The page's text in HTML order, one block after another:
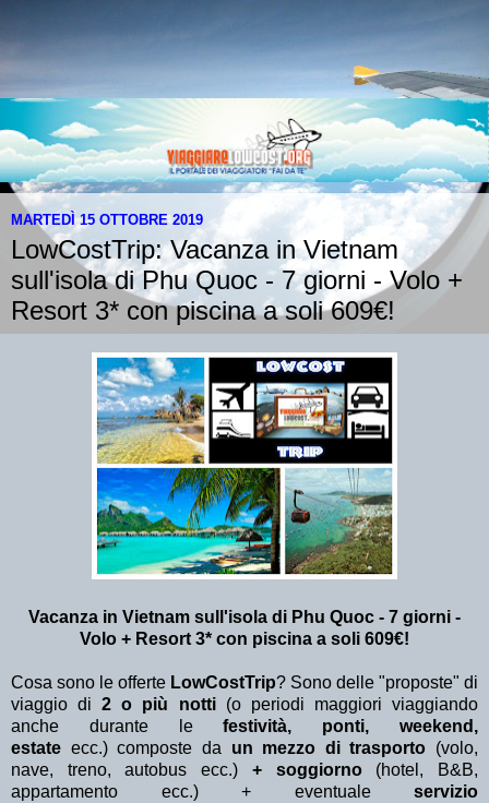
MARTEDÌ 15 OTTOBRE 2019
LowCostTrip: Vacanza in Vietnam
sull'isola di Phu Quoc - 7 giorni - Volo +
Resort 3* con piscina a soli 609€!
Vacanza in Vietnam sull'isola di Phu Quoc - 7 giorni -
Volo + Resort 3* con piscina a soli 609€!
Cosa sono le offerte LowCostTrip? Sono delle "proposte" di
viaggio di2 o più notti (o periodi maggiori viaggiando
anche durante lefestività, ponti, weekend,
estate ecc.) composte da un mezzo di trasporto (volo,
nave, treno, autobus ecc.) + soggiorno(hotel, B&B,
appartamento ecc.) + eventuale servizio